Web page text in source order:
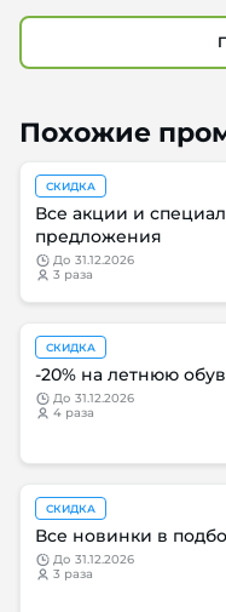
Похожие
СКИДКА
Все акции и
предложения
до 31.12.2026
3 раза
СКИДКА
-20% на летнюю
до 31.12.2026
4 раза
СКИДКА
Все новинки в
до 31.12.2026
3 раза